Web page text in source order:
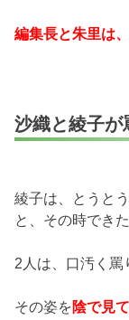
編集長と朱里は
沙織と綾子が
綾子は、とうと
と、その時でき
2人は、口汚く罵
その姿を陰で見